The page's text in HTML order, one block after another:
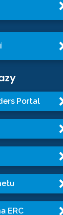
Portal
ERC